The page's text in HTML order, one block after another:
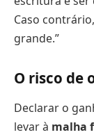
Caso
grande.”
O risco de
Declarar o
levar à malha